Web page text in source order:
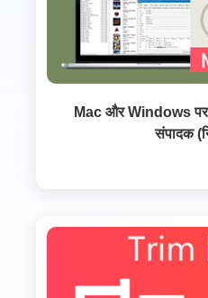
Mac और Windows पर
संपादक